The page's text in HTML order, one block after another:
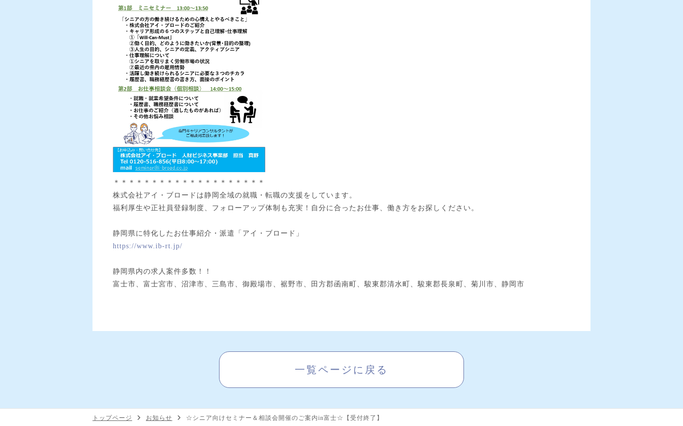
＊＊＊＊＊＊＊＊＊＊＊＊＊＊＊＊＊＊＊＊
株式会社アイ・ブロードは静岡全域の就職・転職の支援をしています。
福利厚生や正社員登録制度、フォローアップ体制も充実！自分に合ったお仕事、働き方をお探しください。
静岡県に特化したお仕事紹介・派遣「アイ・ブロード」
https://www.ib-rt.jp/
静岡県内の求人案件多数！！
富士市、富士宮市、沼津市、三島市、御殿場市、裾野市、田方郡函南町、駿東郡清水町、駿東郡長泉町、菊川市、静岡市
一覧ページに戻る
トップページ お知らせ ☆シニア向けセミナー＆相談会開催のご案内in富士☆【受付終了】